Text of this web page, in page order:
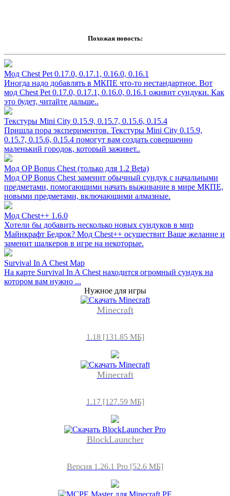
Похожая новость:
Мод Chest Pet 0.17.0, 0.17.1, 0.16.0, 0.16.1
Иногда надо добавлять в МКПЕ что-то нестандартное. Вот
мод Chest Pet 0.17.0, 0.17.1, 0.16.0, 0.16.1 оживит сундуки. Как
это будет, читайте дальше..
Текстуры Mini City 0.15.9, 0.15.7, 0.15.6, 0.15.4
Пришла пора экспериментов. Текстуры Mini City 0.15.9,
0.15.7, 0.15.6, 0.15.4 помогут вам создать совершенно
маленький городок, который заживет..
Мод OP Bonus Chest (только для 1.2 Beta)
Мод OP Bonus Chest заменит обычный сундук с начальными
предметами, помогающими начать выживание в мире МКПЕ,
новыми предметами, включающими алмазные.
Мод Chest++ 1.6.0
Хотели бы добавить несколько новых сундуков в мир
Майнкрафт Бедрок? Мод Chest++ осуществит Ваше желание и
заменит шалкеров в игре на некоторые.
Survival In A Chest Map
На карте Survival In A Chest находится огромный сундук на
котором вам нужно ...
Нужное для игры
Minecraft
1.18 [131.85 МБ]
Minecraft
1.17 [127.59 МБ]
BlockLauncher
Версия 1.26.1 Pro [52.6 МБ]